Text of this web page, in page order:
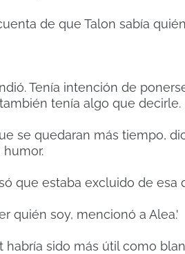
de que Talon sabía
Tenía intención de
tenía algo que decirle.
se quedaran más tiempo,
que estaba excluido de esa
quién soy, mencionó a Alea.'
habría sido más útil como